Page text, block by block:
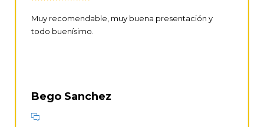
Muy recomendable, muy buena presentación y
todo buenísimo.
Bego Sanchez